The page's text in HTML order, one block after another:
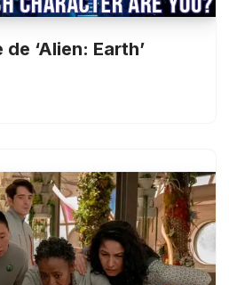
‘Alien: Earth’